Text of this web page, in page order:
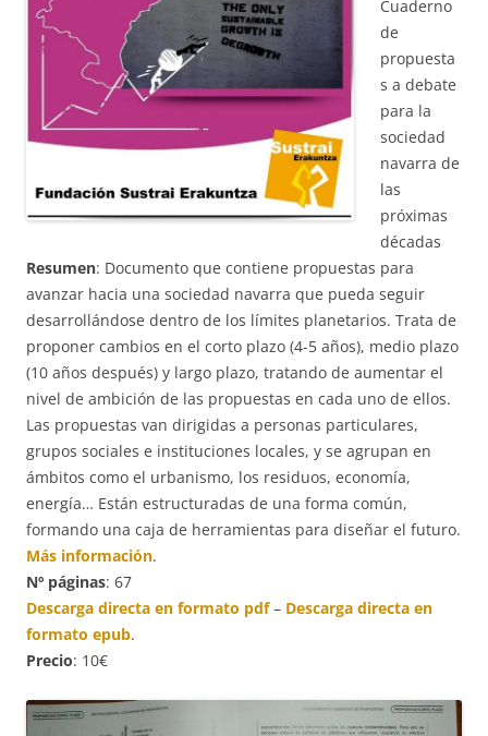
Cuaderno
de
propuesta
s a debate
para la
sociedad
navarra de
las
próximas
décadas
Resumen: Documento que contiene propuestas para
avanzar hacia una sociedad navarra que pueda seguir
desarrollándose dentro de los límites planetarios. Trata de
proponer cambios en el corto plazo (4-5 años), medio plazo
(10 años después) y largo plazo, tratando de aumentar el
nivel de ambición de las propuestas en cada uno de ellos.
Las propuestas van dirigidas a personas particulares,
grupos sociales e instituciones locales, y se agrupan en
ámbitos como el urbanismo, los residuos, economía,
energía… Están estructuradas de una forma común,
formando una caja de herramientas para diseñar el futuro.
Más información.
Nº páginas: 67
Descarga directa en formato pdf – Descarga directa en
formato epub.
Precio: 10€